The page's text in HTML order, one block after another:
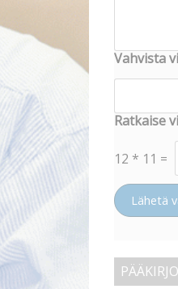
Vahvista
Ratkaise
12 * 11 =
Lähetä